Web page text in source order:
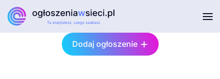
Dodaj ogłoszenie